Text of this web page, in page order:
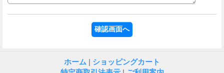
ホーム | ショッピングカート